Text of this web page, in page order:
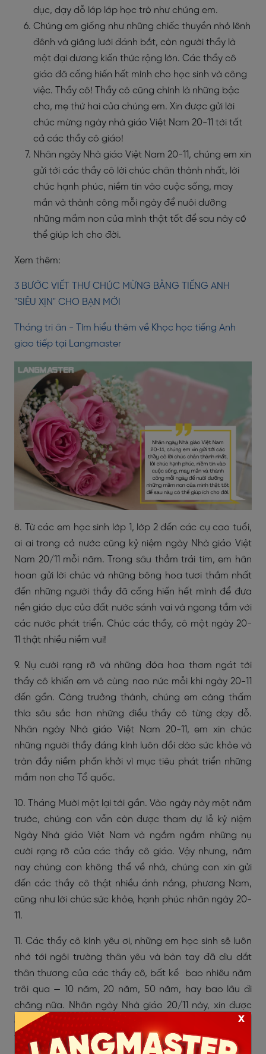
dục, dạy dỗ lớp lớp học trò như chúng em.
Chúng em giống như những chiếc thuyền nhỏ lênh
đênh và giăng lưới đánh bắt, còn người thầy là
một đại dương kiến thức rộng lớn. Các thầy cô
giáo đã cống hiến hết mình cho học sinh và công
việc. Thầy cô! Thầy cô cũng chính là những bậc
cha, mẹ thứ hai của chúng em. Xin được gửi lời
chúc mừng ngày nhà giáo Việt Nam 20-11 tới tất
cả các thầy cô giáo!
Nhân ngày Nhà giáo Việt Nam 20-11, chúng em xin
gửi tới các thầy cô lời chúc chân thành nhất, lời
chúc hạnh phúc, niềm tin vào cuộc sống, may
mắn và thành công mỗi ngày để nuôi dưỡng
những mầm non của mình thật tốt để sau này có
thể giúp ích cho đời.
Xem thêm:
3 BƯỚC VIẾT THƯ CHÚC MỪNG BẰNG TIẾNG ANH
"SIÊU XỊN" CHO BẠN MỚI
Tháng tri ân - Tìm hiểu thêm về Khọc học tiếng Anh
giao tiếp tại Langmaster
8. Từ các em học sinh lớp 1, lớp 2 đến các cụ cao tuổi,
ai ai trong cả nước cũng kỷ niệm ngày Nhà giáo Việt
Nam 20/11 mỗi năm. Trong sâu thẳm trái tim, em hân
hoan gửi lời chúc và những bông hoa tươi thắm nhất
đến những người thầy đã cống hiến hết mình để đưa
nền giáo dục của đất nước sánh vai và ngang tầm với
các nước phát triển. Chúc các thầy, cô một ngày 20-
11 thật nhiều niềm vui!
9. Nụ cười rạng rỡ và những đóa hoa thơm ngát tới
thầy cô khiến em vô cùng nao nức mỗi khi ngày 20-11
đến gần. Càng trưởng thành, chúng em càng thấm
thía sâu sắc hơn những điều thầy cô từng dạy dỗ.
Nhân ngày Nhà giáo Việt Nam 20-11, em xin chúc
những người thầy đáng kính luôn dồi dào sức khỏe và
tràn đầy niềm phấn khởi vì mục tiêu phát triển những
mầm non cho Tổ quốc.
10. Tháng Mười một lại tới gần. Vào ngày này một năm
trước, chúng con vẫn còn được tham dự lễ kỷ niệm
Ngày Nhà giáo Việt Nam và ngắm ngắm những nụ
cười rạng rỡ của các thầy cô giáo. Vậy nhưng, năm
nay chúng con không thể về nhà, chúng con xin gửi
đến các thầy cô thật nhiều ánh nắng, phương Nam,
cũng như lời chúc sức khỏe, hạnh phúc nhân ngày 20-
11.
11. Các thầy cô kính yêu ơi, những em học sinh sẽ luôn
nhớ tới ngôi trường thân yêu và bàn tay đã dìu dắt
thân thương của các thầy cô, bất kể bao nhiêu năm
trôi qua — 10 năm, 20 năm, 50 năm, hay bao lâu đi
chăng nữa. Nhân ngày Nhà giáo 20/11 này, xin được
gửi lời yêu thương và lời chúc tốt đẹp nhất đến toàn
thể người làm công tác giáo dục Việt Nam!
x